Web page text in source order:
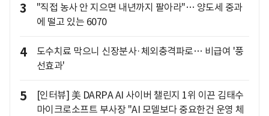
3
"직접 농사 안 지으면 내년까지 팔아라"… 양도세 중과
에 떨고 있는 6070
4
도수치료 막으니 신장분사·체외충격파로… 비급여 '풍
선효과'
5
[인터뷰] 美 DARPA AI 사이버 챌린지 1위 이끈 김태수
마이크로소프트 부사장 "AI 모델보다 중요한건 운영 체